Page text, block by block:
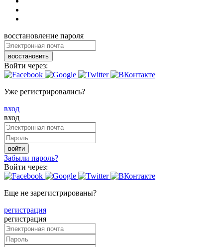
восстановление пароля
восстановить
Войти через:
Уже регистрировались?
вход
вход
войти
Забыли пароль?
Войти через:
Еще не зарегистрированы?
регистрация
регистрация